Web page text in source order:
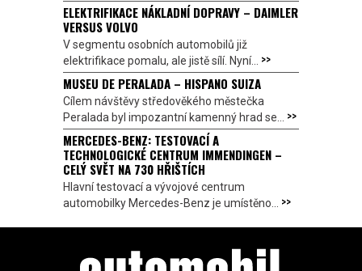
ELEKTRIFIKACE NÁKLADNÍ DOPRAVY – DAIMLER
VERSUS VOLVO
V segmentu osobních automobilů již
elektrifikace pomalu, ale jistě sílí. Nyní... >>
MUSEU DE PERALADA – HISPANO SUIZA
Cílem návštěvy středověkého městečka
Peralada byl impozantní kamenný hrad se... >>
MERCEDES-BENZ: TESTOVACÍ A
TECHNOLOGICKÉ CENTRUM IMMENDINGEN –
CELÝ SVĚT NA 730 HŘIŠTÍCH
Hlavní testovací a vývojové centrum
automobilky Mercedes-Benz je umístěno... >>